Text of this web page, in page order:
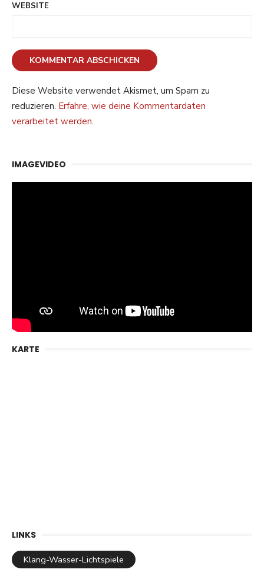
WEBSITE
Diese Website verwendet Akismet, um Spam zu
reduzieren. Erfahre, wie deine Kommentardaten
verarbeitet werden.
IMAGEVIDEO
KARTE
LINKS
Klang-Wasser-Lichtspiele